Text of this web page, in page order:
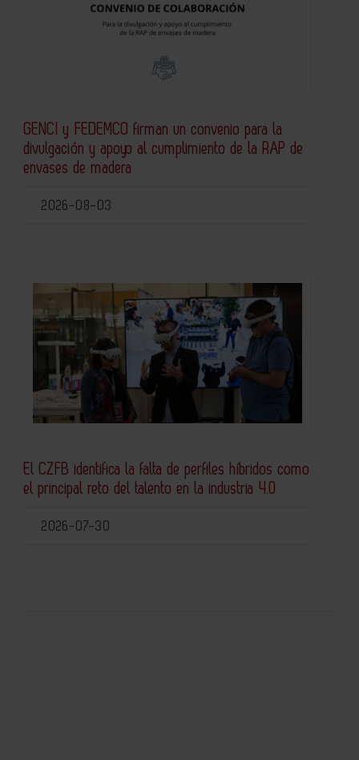
GENCI y FEDEMCO firman un convenio para la
divulgación y apoyo al cumplimiento de la RAP de
envases de madera
2026-08-03
El CZFB identifica la falta de perfiles híbridos como
el principal reto del talento en la industria 4.0
2026-07-30